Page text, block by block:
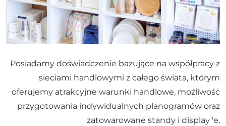
Posiadamy doświadczenie bazujące na współpracy z
sieciami handlowymi z całego świata, którym
oferujemy atrakcyjne warunki handlowe, możliwość
przygotowania indywidualnych planogramów oraz
zatowarowane standy i display 'e.